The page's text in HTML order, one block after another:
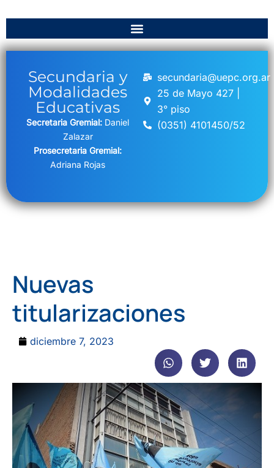
Secundaria y
Modalidades
Educativas
Secretaria Gremial: Daniel
Zalazar
Prosecretaria Gremial:
Adriana Rojas
secundaria@uepc.org.ar
25 de Mayo 427 |
3° piso
(0351) 4101450/52
Nuevas
titularizaciones
diciembre 7, 2023